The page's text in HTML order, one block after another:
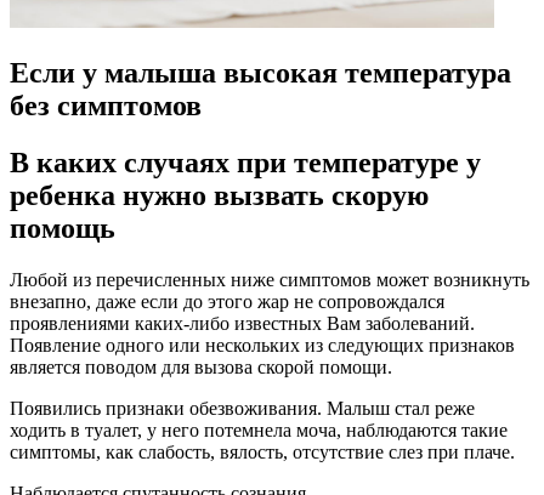
Если у малыша высокая температура
без симптомов
В каких случаях при температуре у
ребенка нужно вызвать скорую
помощь
Любой из перечисленных ниже симптомов может возникнуть
внезапно, даже если до этого жар не сопровождался
проявлениями каких-либо известных Вам заболеваний.
Появление одного или нескольких из следующих признаков
является поводом для вызова скорой помощи.
Появились признаки обезвоживания. Малыш стал реже
ходить в туалет, у него потемнела моча, наблюдаются такие
симптомы, как слабость, вялость, отсутствие слез при плаче.